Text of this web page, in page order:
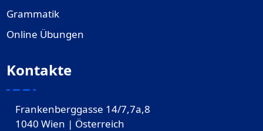
Grammatik
Online Übungen
Kontakte
Frankenberggasse 14/7,7a,8
1040 Wien | Österreich